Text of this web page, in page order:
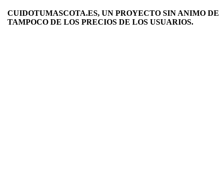
CUIDOTUMASCOTA.ES, UN PROYECTO SIN ANIMO
TAMPOCO DE LOS PRECIOS DE LOS USUARIOS.